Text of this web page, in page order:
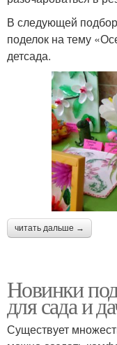
В следующей
поделок на тему
детсада.
читать дальше →
Новинки
для сада и
Существует